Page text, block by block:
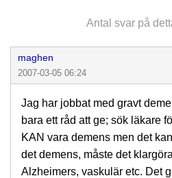
Antal svar på
maghen
2007-03-05 06:24
Jag har jobbat med gravt
bara ett råd att ge; sök läkare
KAN vara demens men det
det demens, måste det
Alzheimers, vaskulär etc. Det